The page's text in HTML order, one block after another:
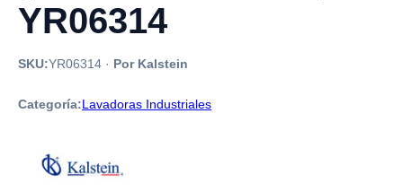
YR06314
SKU:YR06314 · Por Kalstein
Categoría:Lavadoras Industriales